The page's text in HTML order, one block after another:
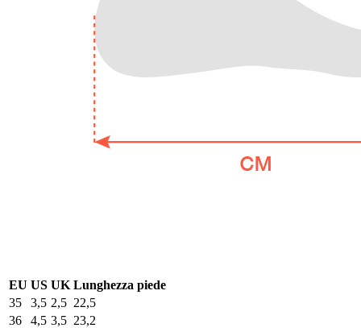
EU US UK Lunghezza piede
35
3,5 2,5 22,5
36
4,5 3,5 23,2